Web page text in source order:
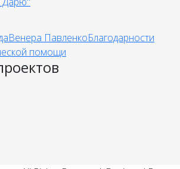
Венера ПавленкоБлагодарности
помощи